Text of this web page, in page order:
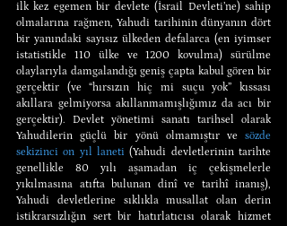
ilk kez egemen bir devlete (İsrail Devleti’ne) sahip
olmalarına rağmen, Yahudi tarihinin dünyanın dört
bir yanındaki sayısız ülkeden defalarca (en iyimser
istatistikle 110 ülke ve 1200 kovulma) sürülme
olaylarıyla damgalandığı geniş çapta kabul gören bir
gerçektir (ve “hırsızın hiç mi suçu yok” kıssası
akıllara gelmiyorsa akıllanmamışlığımız da acı bir
gerçektir). Devlet yönetimi sanatı tarihsel olarak
Yahudilerin güçlü bir yönü olmamıştır ve sözde
sekizinci on yıl laneti (Yahudi devletlerinin tarihte
genellikle 80 yılı aşamadan iç çekişmelerle
yıkılmasına atıfta bulunan dinî ve tarihî inanış),
Yahudi devletlerine sıklıkla musallat olan derin
istikrarsızlığın sert bir hatırlatıcısı olarak hizmet